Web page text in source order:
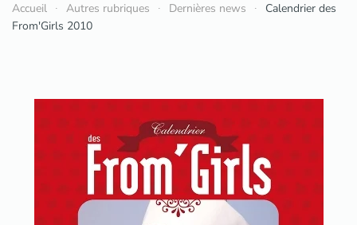
Accueil Autres rubriques Dernières news
Calendrier des
From'Girls 2010